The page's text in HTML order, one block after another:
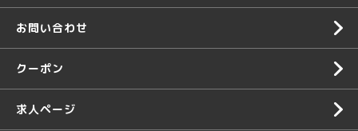
お問い合わせ
クーポン
求人ページ